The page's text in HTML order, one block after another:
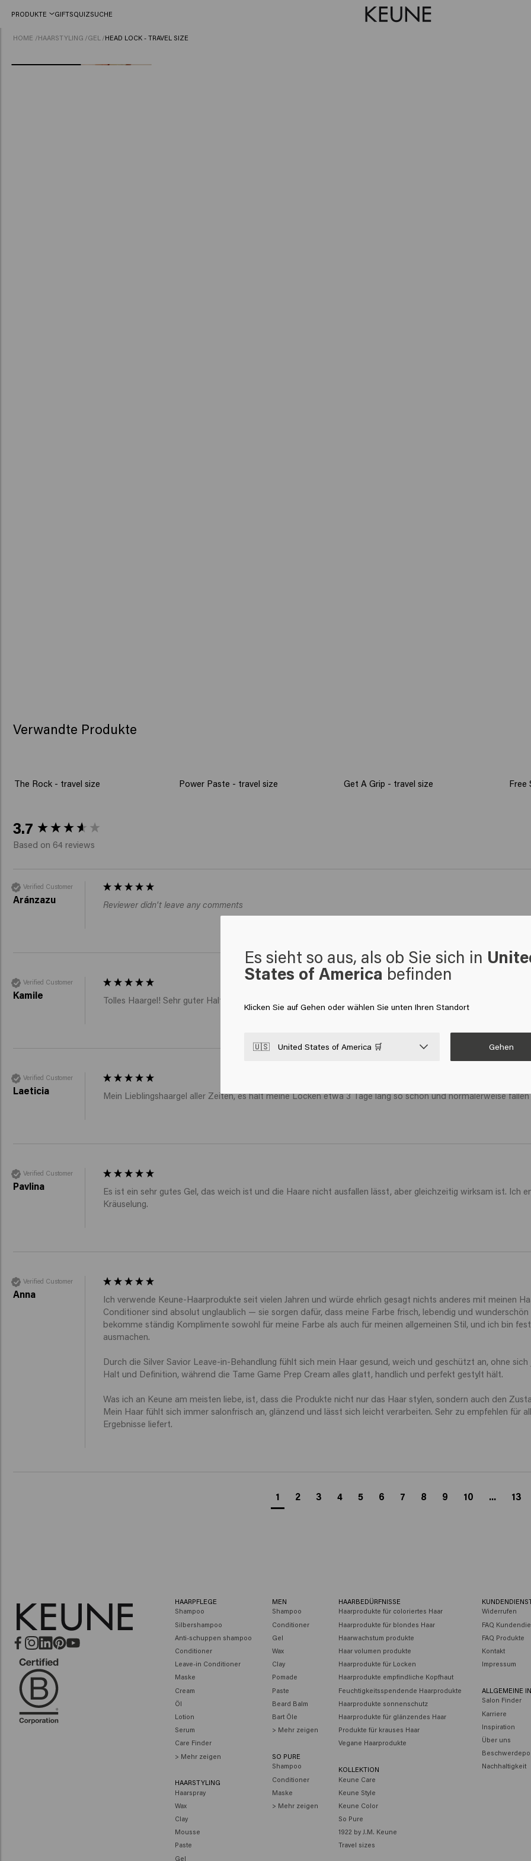
PRODUKTE GIFTSQUIZSUCHE
HOME /HAARSTYLING /GEL /HEAD LOCK - TRAVEL SIZE
Verwandte Produkte
The Rock - travel size Power Paste - travel size Get A Grip - travel size Free
3.7
Based on 64 reviews
Verified Customer
Aránzazu Reviewer didn't leave any comments
Verified Customer
Kamile Tolles Haargel! Sehr guter Halt, während sich das Haar trotzdem wie Haare anfühlt!
Verified Customer
Laeticia Mein Lieblingshaargel aller Zeiten, es hält meine Locken etwa 3 Tage lang so schön und normalerweise
Verified Customer
Pavlina
Es ist ein sehr gutes Gel, das weich ist und die Haare nicht ausfallen lässt, aber gleichzeitig wirksam ist. Ich
Kräuselung.
Verified Customer
Anna
Ich verwende Keune-Haarprodukte seit vielen Jahren und würde ehrlich gesagt nichts anderes mit meinen
Conditioner sind absolut unglaublich — sie sorgen dafür, dass meine Farbe frisch, lebendig und
bekomme ständig Komplimente sowohl für meine Farbe als auch für meinen allgemeinen Stil, und ich bin
ausmachen.
Durch die Silver Savior Leave-in-Behandlung fühlt sich mein Haar gesund, weich und geschützt an, ohne
Halt und Definition, während die Tame Game Prep Cream alles glatt, handlich und perfekt gestylt hält.
Was ich an Keune am meisten liebe, ist, dass die Produkte nicht nur das Haar stylen, sondern auch den
Mein Haar fühlt sich immer salonfrisch an, glänzend und lässt sich leicht verarbeiten. Sehr zu empfehlen für
Ergebnisse liefert.
1 2 3 4 5 6 7 8 9 10 ... 13
New content loaded
Es sieht so aus, als ob Sie sich in
States of America befinden
Klicken Sie auf Gehen oder wählen Sie unten Ihren Standort
🇺🇸 United States of America 🛒 Gehen
HAARPFLEGE
Shampoo
Silbershampoo
Anti-schuppen shampoo
Conditioner
Leave-in Conditioner
Maske
Cream
Öl
Lotion
Serum
Care Finder
> Mehr zeigen
HAARSTYLING
Haarspray
Wax
Clay
Mousse
Paste
Gel
MEN
Shampoo
Conditioner
Gel
Wax
Clay
Pomade
Paste
Beard Balm
Bart Öle
> Mehr zeigen
SO PURE
Shampoo
Conditioner
Maske
> Mehr zeigen
HAARBEDÜRFNISSE
Haarprodukte für coloriertes Haar
Haarprodukte für blondes Haar
Haarwachstum produkte
Haar volumen produkte
Haarprodukte für Locken
Haarprodukte empfindliche Kopfhaut
Feuchtigkeitsspendende Haarprodukte
Haarprodukte sonnenschutz
Haarprodukte für glänzendes Haar
Produkte für krauses Haar
Vegane Haarprodukte
KOLLEKTION
Keune Care
Keune Style
Keune Color
So Pure
1922 by J.M. Keune
Travel sizes
Widerrufen
FAQ
FAQ Produkte
Kontakt
Impressum
ALLGEMEINE
Salon Finder
Karriere
Inspiration
Über uns
Nachhaltigkeit